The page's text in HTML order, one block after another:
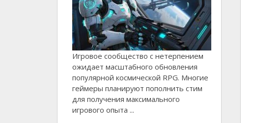
Игровое сообщество с нетерпением
ожидает масштабного обновления
популярной космической RPG. Многие
геймеры планируют пополнить стим
для получения максимального
игрового опыта ...